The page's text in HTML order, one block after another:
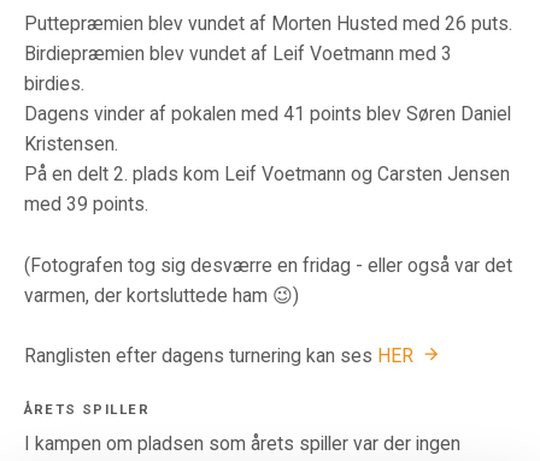
Puttepræmien blev vundet af Morten Husted med 26 puts.
Birdiepræmien blev vundet af Leif Voetmann med 3
birdies.
Dagens vinder af pokalen med 41 points blev Søren Daniel
Kristensen.
På en delt 2. plads kom Leif Voetmann og Carsten Jensen
med 39 points.
(Fotografen tog sig desværre en fridag - eller også var det
varmen, der kortsluttede ham 😉)
Ranglisten efter dagens turnering kan ses HER
ÅRETS SPILLER
I kampen om pladsen som årets spiller var der ingen